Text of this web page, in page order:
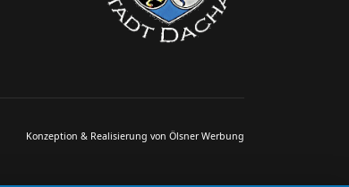
Konzeption & Realisierung von Ölsner Werbung